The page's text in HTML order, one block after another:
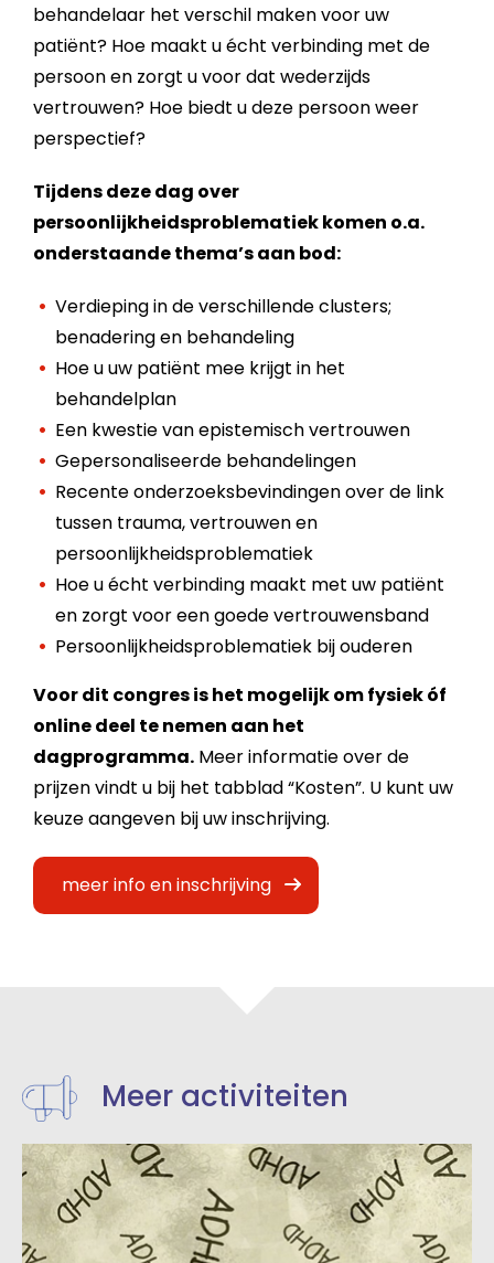
behandelaar het verschil maken voor uw
patiënt? Hoe maakt u écht verbinding met de
persoon en zorgt u voor dat wederzijds
vertrouwen? Hoe biedt u deze persoon weer
perspectief?
Tijdens deze dag over
persoonlijkheidsproblematiek komen o.a.
onderstaande thema’s aan bod:
Verdieping in de verschillende clusters;
benadering en behandeling
Hoe u uw patiënt mee krijgt in het
behandelplan
Een kwestie van epistemisch vertrouwen
Gepersonaliseerde behandelingen
Recente onderzoeksbevindingen over de link
tussen trauma, vertrouwen en
persoonlijkheidsproblematiek
Hoe u écht verbinding maakt met uw patiënt
en zorgt voor een goede vertrouwensband
Persoonlijkheidsproblematiek bij ouderen
Voor dit congres is het mogelijk om fysiek óf
online deel te nemen aan het
dagprogramma. Meer informatie over de
prijzen vindt u bij het tabblad “Kosten”. U kunt uw
keuze aangeven bij uw inschrijving.
meer info en inschrijving
Meer activiteiten